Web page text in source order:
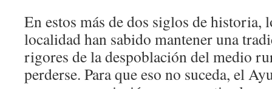
En estos más de dos siglos de historia,
localidad han sabido mantener una
rigores de la despoblación del medio
perderse. Para que eso no suceda, el